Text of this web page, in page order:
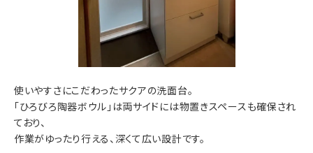
使いやすさにこだわったサクアの洗面台。
「ひろびろ陶器ボウル」は両サイドには物置きスペースも確保され
ており、
作業がゆったり行える、深くて広い設計です。